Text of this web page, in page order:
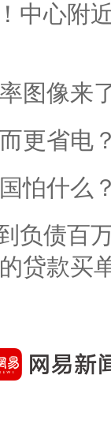
中心附
图像来
更省电
怕什么
负债百
贷款买